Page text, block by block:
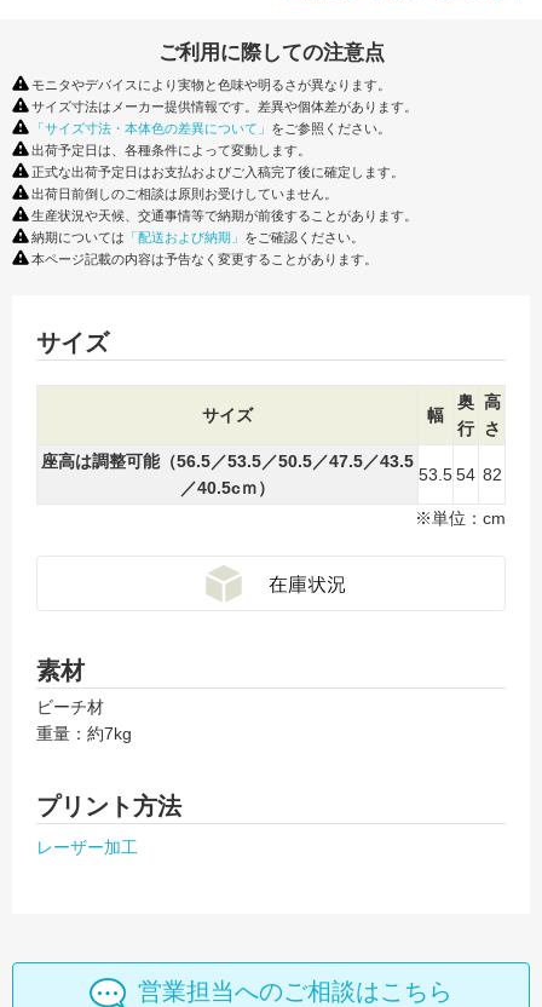
ご利用に際しての注意点
モニタやデバイスにより実物と色味や明るさが異なります。
サイズ寸法はメーカー提供情報です。差異や個体差があります。
「サイズ寸法・本体色の差異について」 をご参照ください。
出荷予定日は、各種条件によって変動します。
正式な出荷予定日はお支払およびご入稿完了後に確定します。
出荷日前倒しのご相談は原則お受けしていません。
生産状況や天候、交通事情等で納期が前後することがあります。
納期については 「配送および納期」 をご確認ください。
本ページ記載の内容は予告なく変更することがあります。
サイズ
サイズ 幅
奥
行
高
さ
座高は調整可能（56.5／53.5／50.5／47.5／43.5
／40.5cｍ）
53.554 82
※単位：cm
素材
ビーチ材
重量：約7kg
プリント方法
レーザー加工
営業担当へのご相談はこちら